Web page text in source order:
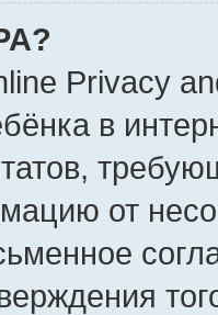
Privacy
в
от